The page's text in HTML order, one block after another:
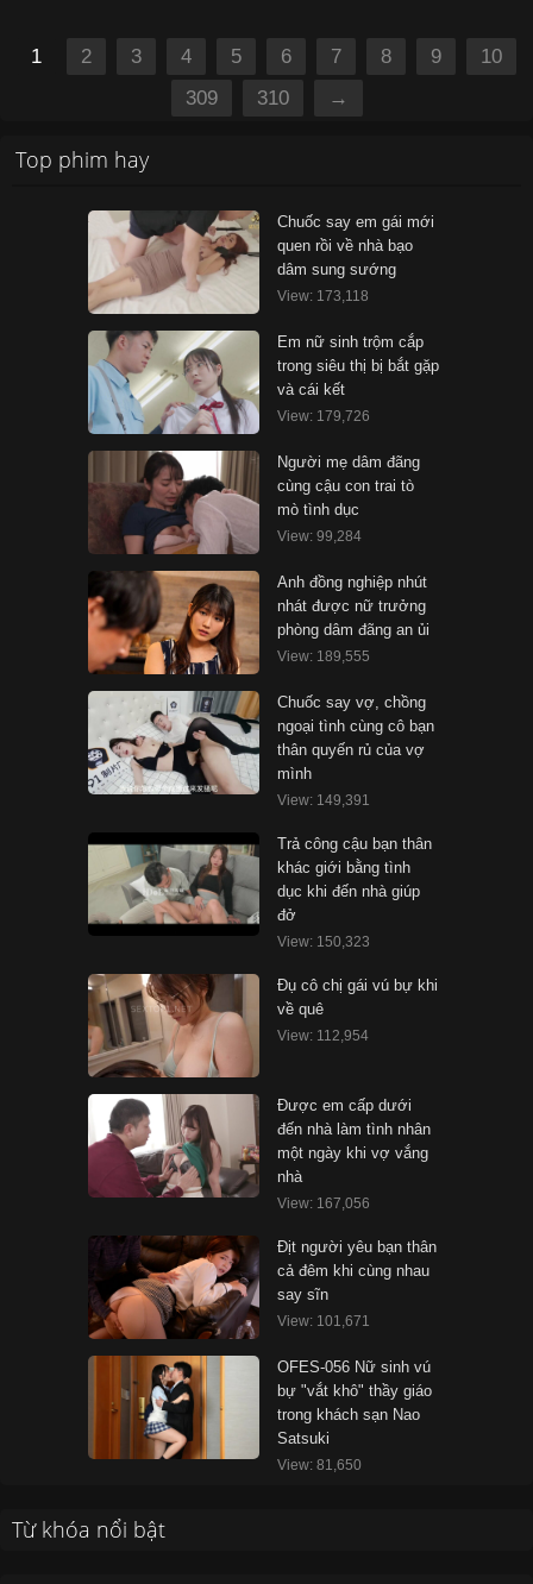
1 2 3 4 5 6 7 8 9
10
309
310 →
Top phim hay
Chuốc say em gái mới
quen rồi về nhà bạo
dâm sung sướng
View: 173,118
Em nữ sinh trộm cắp
trong siêu thị bị bắt gặp
và cái kết
View: 179,726
Người mẹ dâm đãng
cùng cậu con trai tò
mò tình dục
View: 99,284
Anh đồng nghiệp nhút
nhát được nữ trưởng
phòng dâm đãng an ủi
View: 189,555
Chuốc say vợ, chồng
ngoại tình cùng cô bạn
thân quyến rủ của vợ
mình
View: 149,391
Trả công cậu bạn thân
khác giới bằng tình
dục khi đến nhà giúp
đở
View: 150,323
Đụ cô chị gái vú bự khi
về quê
View: 112,954
Được em cấp dưới
đến nhà làm tình nhân
một ngày khi vợ vắng
nhà
View: 167,056
Địt người yêu bạn thân
cả đêm khi cùng nhau
say sĩn
View: 101,671
OFES-056 Nữ sinh vú
bự "vắt khô" thầy giáo
trong khách sạn Nao
Satsuki
View: 81,650
Từ khóa nổi bật